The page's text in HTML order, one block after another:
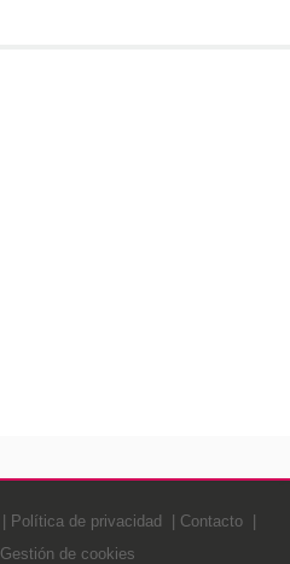
Política de privacidad
Contacto
Gestión de cookies